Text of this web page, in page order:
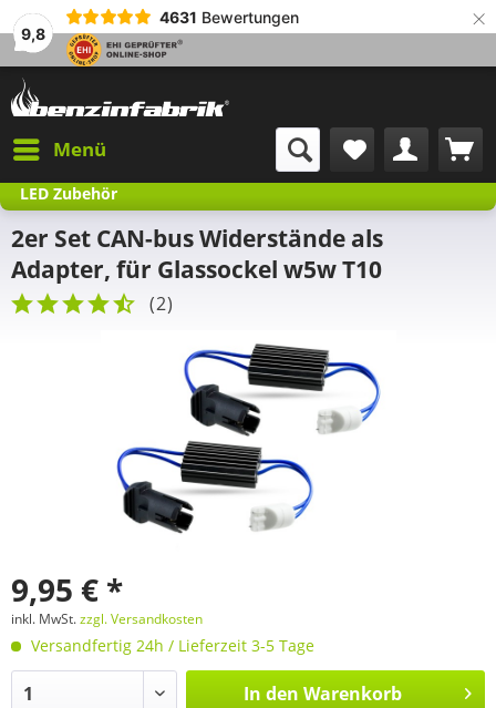
9,8
4631 Bewertungen ×
Menü
LED Zubehör
2er Set CAN-bus Widerstände als
Adapter, für Glassockel w5w T10
(2)
9,95 € *
inkl. MwSt.zzgl. Versandkosten
Versandfertig 24h / Lieferzeit 3-5 Tage
In den Warenkorb